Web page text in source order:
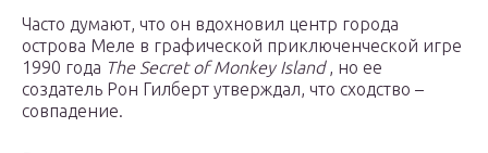
Часто думают, что он вдохновил центр города
острова Меле в графической приключенческой игре
1990 года The Secret of Monkey Island, но ее
создатель Рон Гилберт утверждал, что сходство –
совпадение.